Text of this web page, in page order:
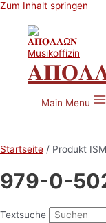
Zum Inhalt springen
Main Menu
Startseite / Produkt
979-0-
Textsuche